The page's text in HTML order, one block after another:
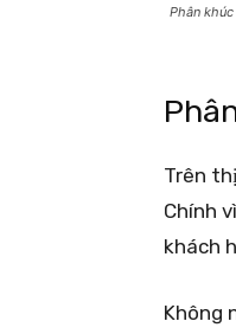
Phân
Trên
Chính
khách
Không